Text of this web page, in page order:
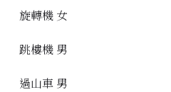
旋轉機 女
跳樓機 男
過山車 男